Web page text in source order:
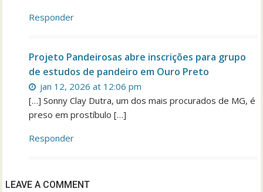
Responder
Projeto Pandeirosas abre inscrições para grupo
de estudos de pandeiro em Ouro Preto
jan 12, 2026 at 12:06 pm
[…] Sonny Clay Dutra, um dos mais procurados de MG, é
preso em prostíbulo […]
Responder
LEAVE A COMMENT